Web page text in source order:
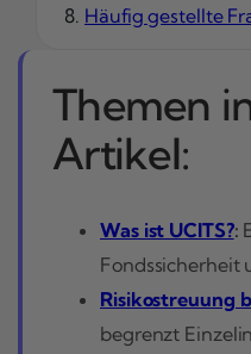
Häufig gestellte
Themen
Artikel:
Was ist UCITS?:
Fondssicherheit
Risikostreuung
begrenzt